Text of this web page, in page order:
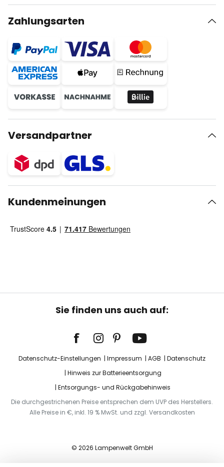
Zahlungsarten
Versandpartner
Kundenmeinungen
Sie finden uns auch auf:
Datenschutz-Einstellungen Impressum AGB
Datenschutz
Hinweis zur Batterieentsorgung
Entsorgungs- und Rückgabehinweis
Die durchgestrichenen Preise entsprechen dem UVP des Herstellers.
Alle Preise in €, inkl. 19 % MwSt. und zzgl. Versandkosten
© 2026 Lampenwelt GmbH